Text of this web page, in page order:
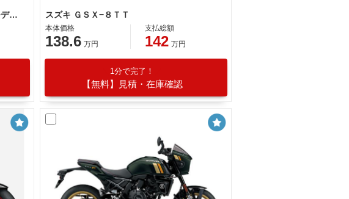
スズキ ＧＳＸ−８ＴＴ ２０２６最新モデル Ｓ．Ｉ．Ｒ．Ｓ 純正ビキニカウル スズキ ＧＳＸ−８ＴＴ
本体価格
138.6 万円
支払総額
142 万円
1分で完了！
【無料】見積・在庫確認